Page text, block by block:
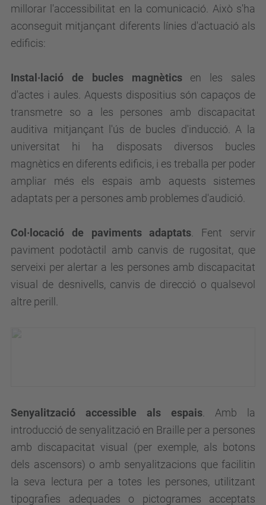
millorar l'accessibilitat en la comunicació. Això s'ha
aconseguit mitjançant diferents línies d'actuació als
edificis:
Instal·lació de bucles magnèticsen les sales
d'actes i aules. Aquests dispositius són capaços de
transmetre so a les persones amb discapacitat
auditiva mitjançant l'ús de bucles d'inducció. A la
universitat hi ha disposats diversos bucles
magnètics en diferents edificis, i es treballa per poder
ampliar més els espais amb aquests sistemes
adaptats per a persones amb problemes d'audició.
Col·locació de paviments adaptats . Fent servir
paviment podotàctil amb canvis de rugositat, que
serveixi per alertar a les persones amb discapacitat
visual de desnivells, canvis de direcció o qualsevol
altre perill.
Senyalització accessible als espais . Amb la
introducció de senyalització en Braille per a persones
amb discapacitat visual (per exemple, als botons
dels ascensors) o amb senyalitzacions que facilitin
la seva lectura per a totes les persones, utilitzant
tipografies adequades o pictogrames acceptats